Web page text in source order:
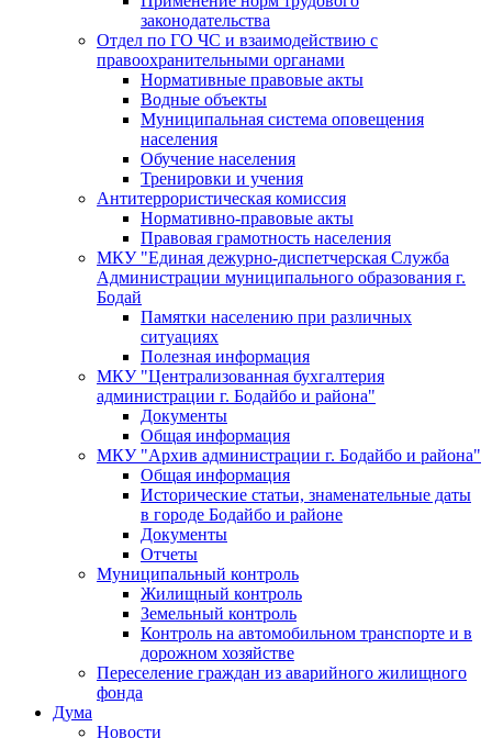
законодательства
Отдел по ГО ЧС и взаимодействию с
правоохранительными органами
Нормативные правовые акты
Водные объекты
Муниципальная система оповещения
населения
Обучение населения
Тренировки и учения
Антитеррористическая комиссия
Нормативно-правовые акты
Правовая грамотность населения
МКУ "Единая дежурно-диспетчерская Служба
Администрации муниципального образования г.
Бодай
Памятки населению при различных
ситуациях
Полезная информация
МКУ "Централизованная бухгалтерия
администрации г. Бодайбо и района"
Документы
Общая информация
МКУ "Архив администрации г. Бодайбо и района"
Общая информация
Исторические статьи, знаменательные даты
в городе Бодайбо и районе
Документы
Отчеты
Муниципальный контроль
Жилищный контроль
Земельный контроль
Контроль на автомобильном транспорте и в
дорожном хозяйстве
Переселение граждан из аварийного жилищного
фонда
Дума
Новости